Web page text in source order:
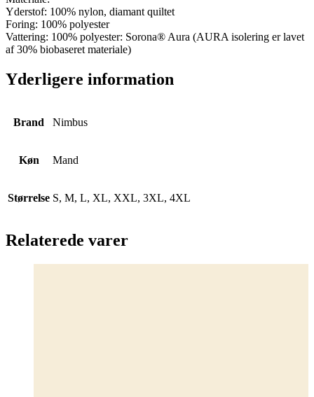
Yderstof: 100% nylon, diamant quiltet
Foring: 100% polyester
Vattering: 100% polyester: Sorona® Aura (AURA isolering er lavet
af 30% biobaseret materiale)
Yderligere information
Brand Nimbus
Køn Mand
Størrelse S, M, L, XL, XXL, 3XL, 4XL
Relaterede varer